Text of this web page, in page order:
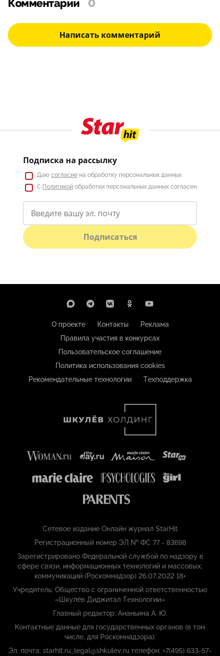
Комментарии 0
Написать комментарий
Подписка на рассылку
Даю согласие на обработку персональных данных
С Политикой обработки персональных данных согласен
Подписаться
О проекте Контакты
Реклама
Правила участия в конкурсах
Пользовательское соглашение
Политика использования cookies
Рекомендательные технологии
Техподдержка
Сетевое издание Онлайн журнал StarHit
Регистрационный номер ЭЛ № ФС 77 - 83698
Зарегистрировано Федеральной службой по надзору в
сфере связи, информационных технологий и массовых,
коммуникаций (Роскомнадзор) 26.07.2022 18+
Учредитель: Общество с ограниченной ответственностью
«Шкулёв Диджитал Технологии»
Главный редактор: Ананьина А. Ю.
Контактные данные для государственных органов (в том
числе, для Роскомнадзора):
Эл. почта: starhit.ru_legal@shkulev.ru телефон: +7(495) 633-57-